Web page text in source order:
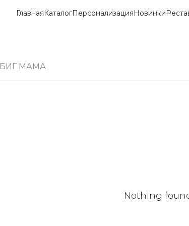
ГлавнаяКаталогПерсонализацияНовинки
БИГ МАМА
Nothing